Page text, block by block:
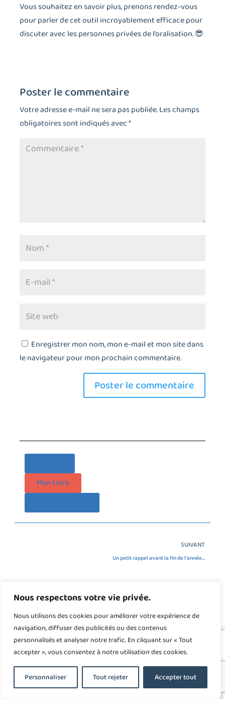
Nous respectons votre vie privée.
Nous utilisons des cookies pour améliorer votre expérience de
navigation, diffuser des publicités ou des contenus
personnalisés et analyser notre trafic. En cliquant sur « Tout
accepter », vous consentez à notre utilisation des cookies.
Personnaliser Tout rejeter Accepter tout
Vous souhaitez en savoir plus, prenons rendez-vous
pour parler de cet outil incroyablement efficace pour
discuter avec les personnes privées de l’oralisation. 😎
Poster le commentaire
Votre adresse e-mail ne sera pas publiée.Les champs
obligatoires sont indiqués avec*
Enregistrer mon nom, mon e-mail et mon site dans
le navigateur pour mon prochain commentaire.
Mon LIvre
SUIVANT
Un petit rappel avant la fin de l’année… financements de vos formations
Mes Partenaires :